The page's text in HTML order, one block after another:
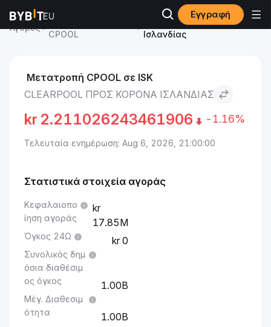
Εγγραφή
Αγορές
Clearpool Τιμή
CPOOL
Clearpool to Κορόνα
Ισλανδίας
Μετατροπή CPOOL σε ISK
CLEARPOOL ΠΡΟΣ ΚΟΡΌΝΑ ΙΣΛΑΝΔΊΑΣ
kr 2.211026243461906 -1.16%
Τελευταία ενημέρωση: Aug 6, 2026, 21:00:00
Στατιστικά στοιχεία αγοράς
Κεφαλαιοπο
ίηση αγοράς
17.85M
Όγκος 24Ω 0
Συνολικός δημ
όσια διαθέσιμ
ος όγκος
1.00B
Μέγ. Διαθεσιμ
ότητα
1.00B